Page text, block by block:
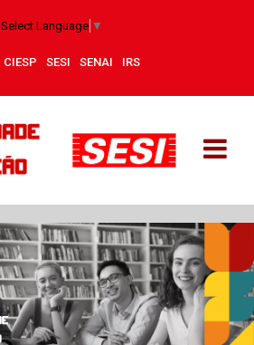
Select Language ▼
CIESP SESI SENAI IRS